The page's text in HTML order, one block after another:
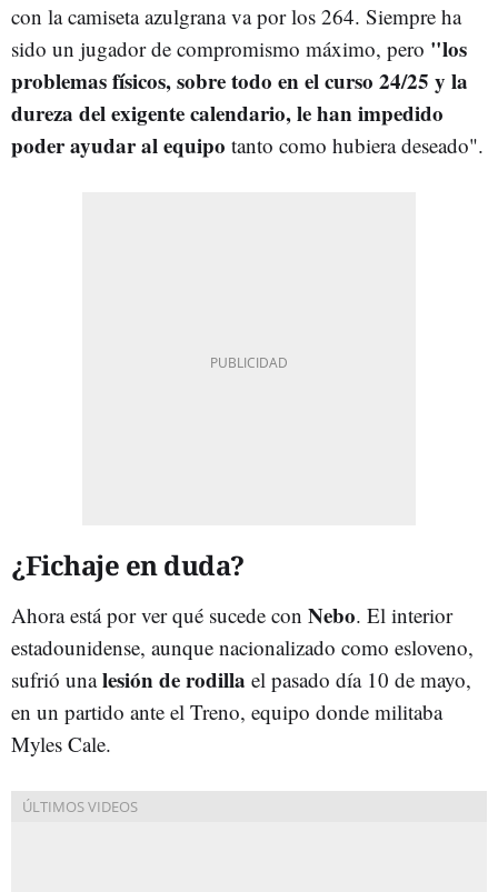
con la camiseta azulgrana va por los 264. Siempre ha
sido un jugador de compromismo máximo, pero "los
problemas físicos, sobre todo en el curso 24/25 y la
dureza del exigente calendario, le han impedido
poder ayudar al equipo tanto como hubiera deseado".
¿Fichaje en duda?
Ahora está por ver qué sucede con Nebo. El interior
estadounidense, aunque nacionalizado como esloveno,
sufrió unalesión de rodilla el pasado día 10 de mayo,
en un partido ante el Treno, equipo donde militaba
Myles Cale.